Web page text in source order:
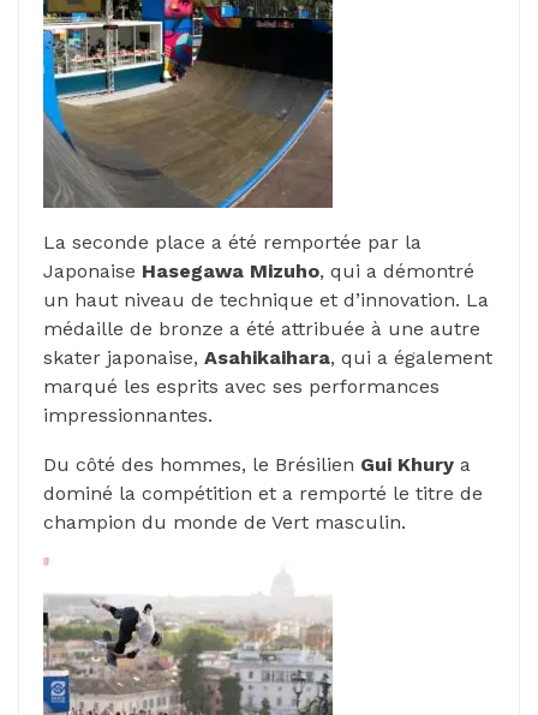
La seconde place a été remportée par la
Japonaise Hasegawa Mizuho, qui a démontré
un haut niveau de technique et d’innovation. La
médaille de bronze a été attribuée à une autre
skater japonaise, Asahikaihara, qui a également
marqué les esprits avec ses performances
impressionnantes.
Du côté des hommes, le Brésilien Gui Khury a
dominé la compétition et a remporté le titre de
champion du monde de Vert masculin.